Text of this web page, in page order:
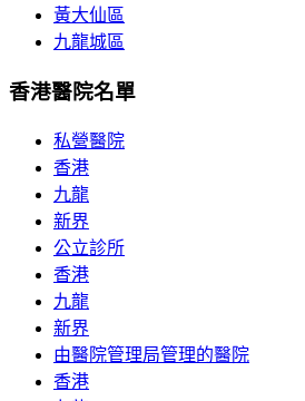
黃大仙區
九龍城區
香港醫院名單
私營醫院
香港
九龍
新界
公立診所
香港
九龍
新界
由醫院管理局管理的醫院
香港